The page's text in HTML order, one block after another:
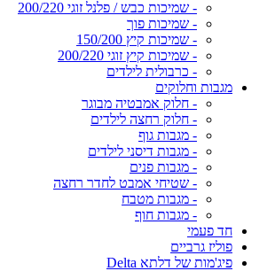
- שמיכות כבש / פלנל זוגי 200/220
- שמיכות פוך
- שמיכות קיץ 150/200
- שמיכות קיץ זוגי 200/220
- כרבולית לילדים
מגבות וחלוקים
- חלוק אמבטיה מבוגר
- חלוק רחצה לילדים
- מגבות גוף
- מגבות דיסני לילדים
- מגבות פנים
- שטיחי אמבט לחדר רחצה
- מגבות מטבח
- מגבות חוף
חד פעמי
פוליז גרביים
פיג'מות של דלתא Delta